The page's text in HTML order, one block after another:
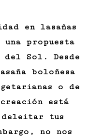
en lasañas
propuesta
Sol. Desde
boloñesa
o de
está
deleitar tus
no nos